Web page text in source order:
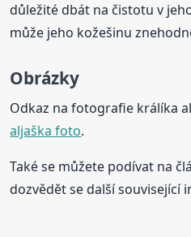
důležité dbát na čistotu v
může jeho kožešinu
Obrázky
Odkaz na fotografie králíka
aljaška foto.
Také se můžete podívat na
dozvědět se další související